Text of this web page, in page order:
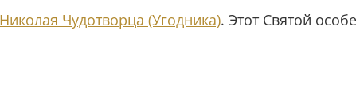
Николая Чудотворца (Угодника). Этот Святой